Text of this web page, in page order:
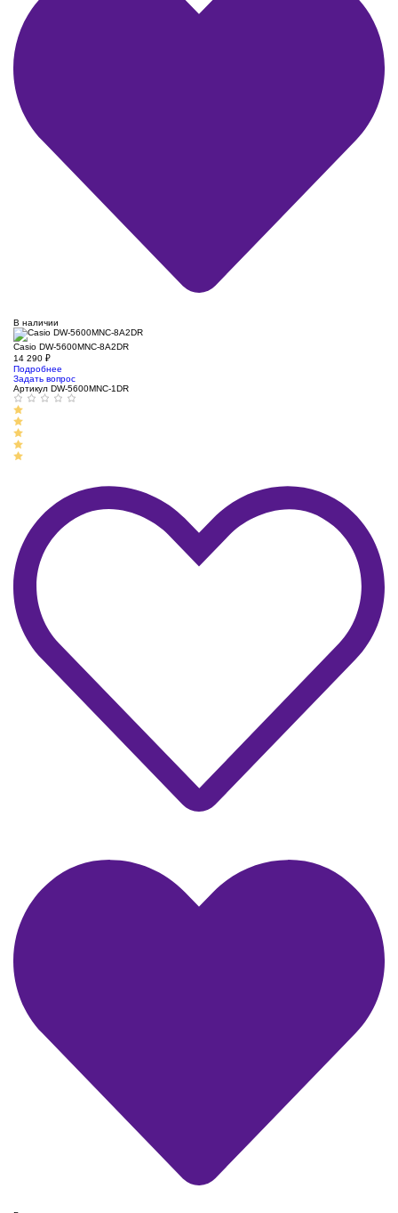
В наличии
Casio DW-5600MNC-8A2DR
14 290 ₽
Подробнее
Задать вопрос
Артикул DW-5600MNC-1DR